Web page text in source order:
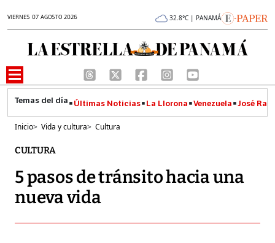
VIERNES 07 AGOSTO 2026 32.8°C | PANAMÁ
Últimas Noticias La Llorona Venezuela José
Inicio> Vida y cultura> Cultura
CULTURA
5 pasos de tránsito hacia una
nueva vida